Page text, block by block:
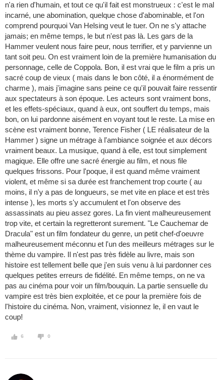
n'a rien d'humain, et tout ce qu'il fait est monstrueux : c'est le mal
incarné, une abomination, quelque chose d'abominable, et l'on
comprend pourquoi Van Helsing veut le tuer. On ne s'y attache
jamais; en même temps, le but n'est pas là. Les gars de la
Hammer veulent nous faire peur, nous terrifier, et y parvienne un
tant soit peu. On est vraiment loin de la première humanisation du
personnage, celle de Coppola. Bon, il est vrai que le film a pris un
sacré coup de vieux ( mais dans le bon côté, il a énormément de
charme ), mais j'imagine sans peine ce qu'il pouvait faire ressentir
aux spectateurs à son époque. Les acteurs sont vraiment bons,
et les effets-spéciaux, quand à eux, ont souffert du temps, mais
bon, on lui pardonne aisément en voyant tout le reste. La mise en
scène est vraiment bonne, Terence Fisher ( LE réalisateur de la
Hammer ) signe un métrage à l'ambiance soignée et aux décors
vraiment beaux. La musique, quand à elle, est tout simplement
magique. Elle offre une sacré énergie au film, et nous file
quelques frissons. Pour l'poque, il est quand même vraiment
violent, et même si sa durée est franchement trop courte ( au
moins, il n'y a pas de longueurs, se met vite en place et est très
intense ), les morts s'y accumulent et l'on observe des
assassinats au pieu assez gores. La fin vient malheureusement
trop vite, et certain la regretteront surement. "Le Cauchemar de
Dracula" est un film fondateur du genre, un petit chef-d'oeuvre
malheureusement méconnu et l'un des meilleurs métrages sur le
thème du vampire. Il n'est pas très fidèle au livre, mais son
histoire est tellement belle que j'en suis venu à lui pardonner ces
quelques petites erreurs de fidélité. En même temps, on ne va
pas au cinéma pour voir un film/bouquin. La partie sensuelle du
vampire est très bien exploitée, et ce pour la première fois de
l'histoire du cinéma. Non, vraiment, visionnez le, il en vaut le
coup!
6 0